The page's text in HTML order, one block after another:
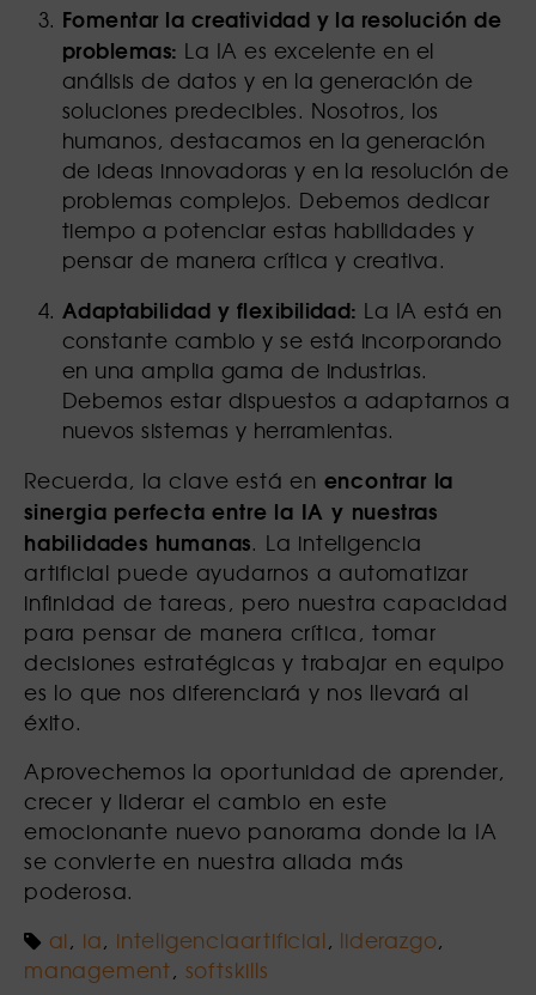
Fomentar la creatividad y la resolución de
problemas: La IA es excelente en el
análisis de datos y en la generación de
soluciones predecibles. Nosotros, los
humanos, destacamos en la generación
de ideas innovadoras y en la resolución de
problemas complejos. Debemos dedicar
tiempo a potenciar estas habilidades y
pensar de manera crítica y creativa.
Adaptabilidad y flexibilidad: La IA está en
constante cambio y se está incorporando
en una amplia gama de industrias.
Debemos estar dispuestos a adaptarnos a
nuevos sistemas y herramientas.
Recuerda, la clave está en encontrar la
sinergia perfecta entre la IA y nuestras
habilidades humanas. La inteligencia
artificial puede ayudarnos a automatizar
infinidad de tareas, pero nuestra capacidad
para pensar de manera crítica, tomar
decisiones estratégicas y trabajar en equipo
es lo que nos diferenciará y nos llevará al
éxito.
Aprovechemos la oportunidad de aprender,
crecer y liderar el cambio en este
emocionante nuevo panorama donde la IA
se convierte en nuestra aliada más
poderosa.
ai , ia, inteligenciaartificial , liderazgo,
management, softskills